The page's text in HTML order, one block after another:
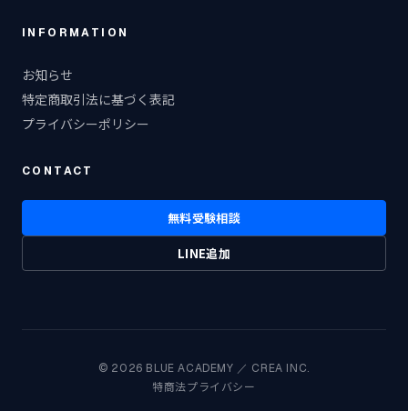
INFORMATION
お知らせ
特定商取引法に基づく表記
プライバシーポリシー
CONTACT
無料受験相談
LINE追加
© 2026 BLUE ACADEMY ／ CREA INC.
特商法プライバシー